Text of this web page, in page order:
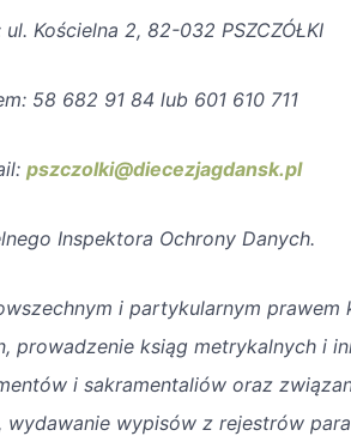
Kościelna 2, 82-032 PSZCZÓŁKI
58 682 91 84 lub 601 610 711
pszczolki@diecezjagdansk.pl
Inspektora Ochrony Danych.
i partykularnym prawem
prowadzenie ksiąg metrykalnych i
i sakramentaliów oraz
wypisów z rejestrów